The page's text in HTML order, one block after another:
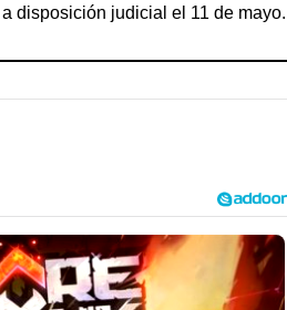
disposición judicial el 11 de mayo.